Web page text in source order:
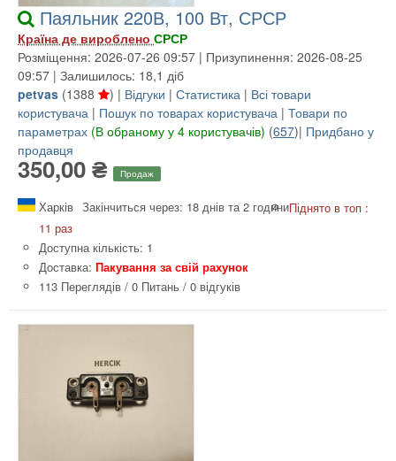
Паяльник 220В, 100 Вт, СРСР
Країна де вироблено СРСР
Розміщення: 2026-07-26 09:57 | Призупинення: 2026-08-25
09:57 | Залишилось: 18,1 діб
petvas (1388 ) | Відгуки | Статистика | Всі товари
користувача | Пошук по товарах користувача | Товари по
параметрах (В обраному у 4 користувачів) (657)| Придбано у
продавця
350,00 ₴ Продаж
Харків Закінчиться через: 18 днів та 2 годиниПіднято в топ :
11 раз
Доступна кількість: 1
Доставка: Пакування за свій рахунок
113 Переглядів / 0 Питань / 0 відгуків